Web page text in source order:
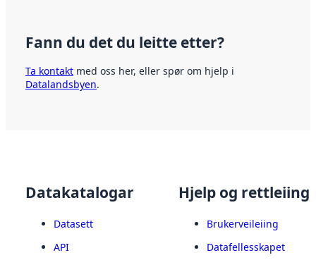
Fann du det du leitte etter?
Ta kontakt med oss her, eller spør om hjelp i
Datalandsbyen.
Datakatalogar
Datasett
API
Hjelp og rettleiing
Brukerveileiing
Datafellesskapet